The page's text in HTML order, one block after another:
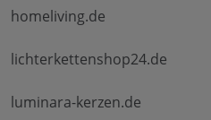
homeliving.de
lichterkettenshop24.de
luminara-kerzen.de